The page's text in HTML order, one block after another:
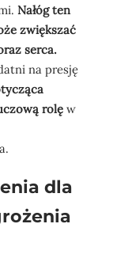
Nałóg ten
zwiększać
serca.
na presję
rolę w
dla